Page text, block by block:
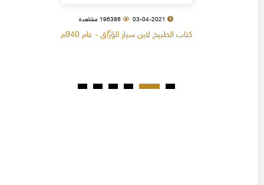
03-04-2021 196386 مشاهدة
كتاب الطبيخ لابن سيار الوَرَّاق - عام 940م